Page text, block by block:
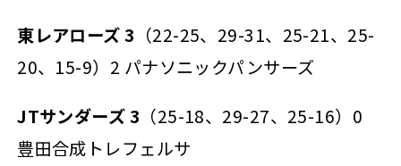
東レアローズ 3 （22-25、29-31、25-21、25-
20、15-9）2 パナソニックパンサーズ
JTサンダーズ 3 （25-18、29-27、25-16）0
豊田合成トレフェルサ